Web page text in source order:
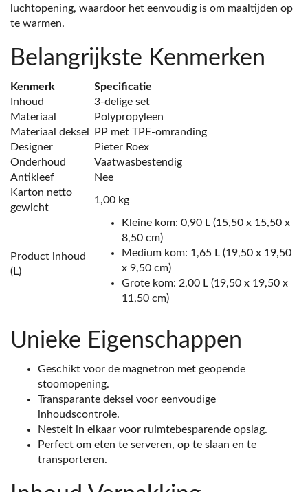
luchtopening, waardoor het eenvoudig is om maaltijden op
te warmen.
Belangrijkste Kenmerken
Kenmerk
Specificatie
Inhoud
3-delige set
Materiaal
Polypropyleen
Materiaal deksel PP met TPE-omranding
Designer
Pieter Roex
Onderhoud
Vaatwasbestendig
Antikleef
Nee
Karton netto
gewicht
1,00 kg
Product inhoud
(L)
Kleine kom: 0,90 L (15,50 x 15,50 x
8,50 cm)
Medium kom: 1,65 L (19,50 x 19,50
x 9,50 cm)
Grote kom: 2,00 L (19,50 x 19,50 x
11,50 cm)
Unieke Eigenschappen
Geschikt voor de magnetron met geopende
stoomopening.
Transparante deksel voor eenvoudige
inhoudscontrole.
Nestelt in elkaar voor ruimtebesparende opslag.
Perfect om eten te serveren, op te slaan en te
transporteren.